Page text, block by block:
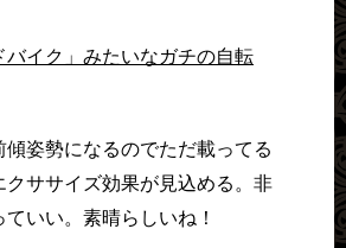
バイク」みたいなガチの自転
傾姿勢になるのでただ載ってる
クササイズ効果が見込める。非
いい。素晴らしいね！